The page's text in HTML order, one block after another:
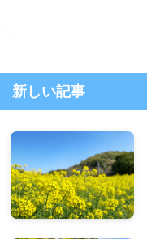
新しい記事